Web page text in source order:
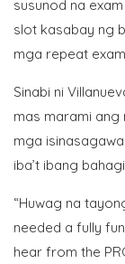
susunod na
slot kasabay ng
mga repeat
Sinabi ni
mas marami ang
mga
iba’t ibang
“Huwag na
needed a fully
hear from the